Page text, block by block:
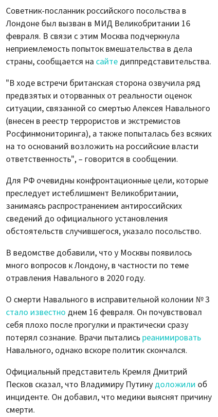
Советник-посланник российского посольства в
Лондоне был вызван в МИД Великобритании 16
февраля. В связи с этим Москва подчеркнула
неприемлемость попыток вмешательства в дела
страны, сообщается на сайте диппредставительства.
"В ходе встречи британская сторона озвучила ряд
предвзятых и оторванных от реальности оценок
ситуации, связанной со смертью Алексея Навального
(внесен в реестр террористов и экстремистов
Росфинмониторинга), а также попыталась без всяких
на то оснований возложить на российские власти
ответственность", – говорится в сообщении.
Для РФ очевидны конфронтационные цели, которые
преследует истеблишмент Великобритании,
занимаясь распространением антироссийских
сведений до официального установления
обстоятельств случившегося, указало посольство.
В ведомстве добавили, что у Москвы появилось
много вопросов к Лондону, в частности по теме
отравления Навального в 2020 году.
О смерти Навального в исправительной колонии № 3
стало известно днем 16 февраля. Он почувствовал
себя плохо после прогулки и практически сразу
потерял сознание. Врачи пытались реанимировать
Навального, однако вскоре политик скончался.
Официальный представитель Кремля Дмитрий
Песков сказал, что Владимиру Путину доложили об
инциденте. Он добавил, что медики выяснят причину
смерти.